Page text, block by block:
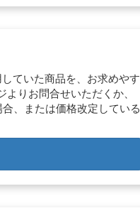
ていた商品を、お求めやす
りお問合せいただくか、
、または価格改定している